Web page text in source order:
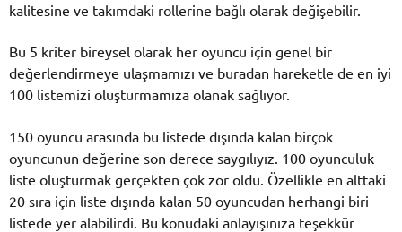
kalitesine ve takımdaki rollerine bağlı olarak değişebilir.
Bu 5 kriter bireysel olarak her oyuncu için genel bir
değerlendirmeye ulaşmamızı ve buradan hareketle de en iyi
100 listemizi oluşturmamıza olanak sağlıyor.
150 oyuncu arasında bu listede dışında kalan birçok
oyuncunun değerine son derece saygılıyız. 100 oyunculuk
liste oluşturmak gerçekten çok zor oldu. Özellikle en alttaki
20 sıra için liste dışında kalan 50 oyuncudan herhangi biri
listede yer alabilirdi. Bu konudaki anlayışınıza teşekkür